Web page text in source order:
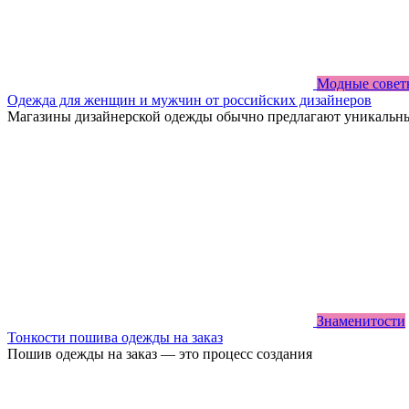
Модные
Одежда для женщин и мужчин от российских дизайнеров
Магазины дизайнерской одежды обычно предлагают
Знаменитости
Тонкости пошива одежды на заказ
Пошив одежды на заказ — это процесс создания